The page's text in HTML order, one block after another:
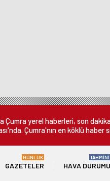
Çumra yerel haberleri, son
Çumra'nın en köklü
GAZETELER
GÜNLÜK
HAVA DURUMU
TAHMİNİ